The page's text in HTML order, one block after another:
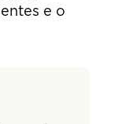
e o